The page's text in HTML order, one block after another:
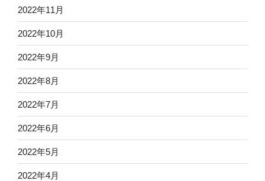
2022年11月
2022年10月
2022年9月
2022年8月
2022年7月
2022年6月
2022年5月
2022年4月